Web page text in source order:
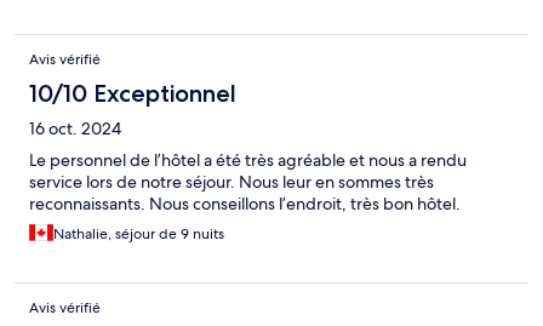
Avis vérifié
10/10 Exceptionnel
16 oct. 2024
Le personnel de l’hôtel a été très agréable et nous a rendu
service lors de notre séjour. Nous leur en sommes très
reconnaissants. Nous conseillons l’endroit, très bon hôtel.
Nathalie, séjour de 9 nuits
Avis vérifié